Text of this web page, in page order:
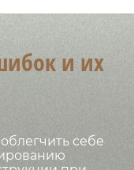
и их
себе